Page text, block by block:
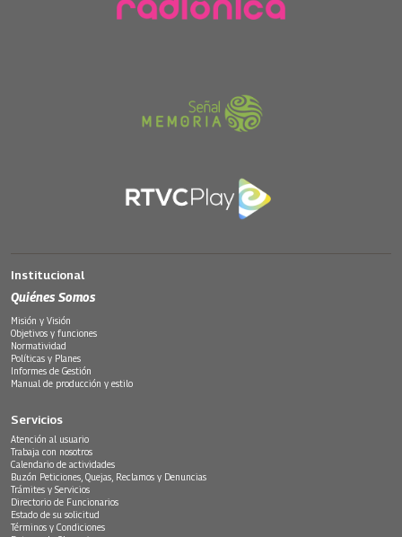
Institucional
Quiénes Somos
Misión y Visión
Objetivos y funciones
Normatividad
Políticas y Planes
Informes de Gestión
Manual de producción y estilo
Servicios
Atención al usuario
Trabaja con nosotros
Calendario de actividades
Buzón Peticiones, Quejas, Reclamos y Denuncias
Trámites y Servicios
Directorio de Funcionarios
Estado de su solicitud
Términos y Condiciones